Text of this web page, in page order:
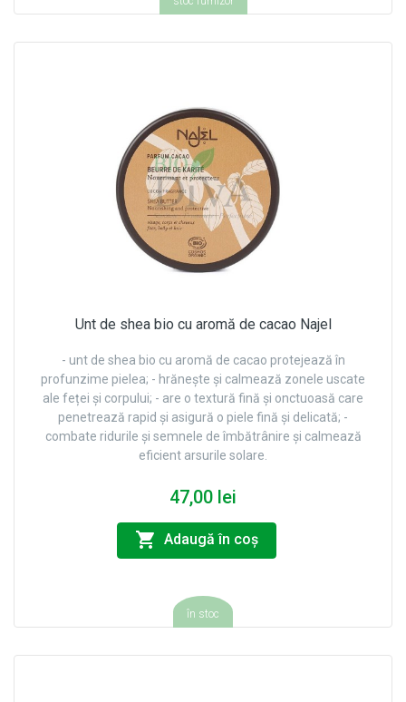
Unt de shea bio cu aromă de cacao Najel
- unt de shea bio cu aromă de cacao protejează în
profunzime pielea; - hrănește și calmează zonele uscate
ale feței și corpului; - are o textură fină și onctuoasă care
penetrează rapid și asigură o piele fină și delicată; -
combate ridurile și semnele de îmbătrânire și calmează
eficient arsurile solare.
47,00 lei
Adaugă în coş
în stoc